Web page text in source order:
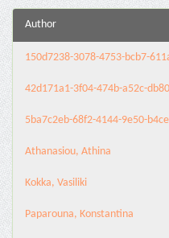
Author
150d7238-3078-4753-bcb7-
42d171a1-3f04-474b-a52c-
5ba7c2eb-68f2-4144-9e50-
Athanasiou, Athina
Kokka, Vasiliki
Paparouna, Konstantina